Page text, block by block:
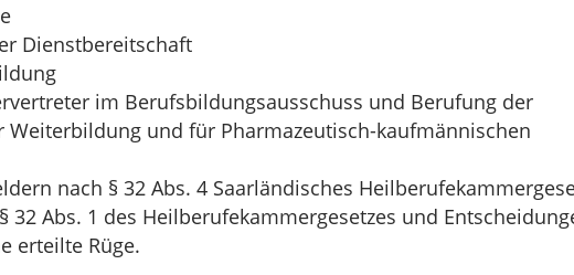
Dienstbereitschaft
im Berufsbildungsausschuss und Berufung der
Weiterbildung und für Pharmazeutisch-kaufmännischen
nach § 32 Abs. 4 Saarländisches
32 Abs. 1 des Heilberufekammergesetzes und
erteilte Rüge.